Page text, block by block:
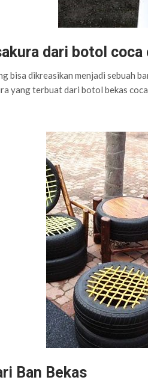
dari botol coca
bisa dikreasikan menjadi sebuah
yang terbuat dari botol bekas
Ban Bekas